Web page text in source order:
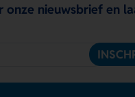
onze nieuwsbrief en